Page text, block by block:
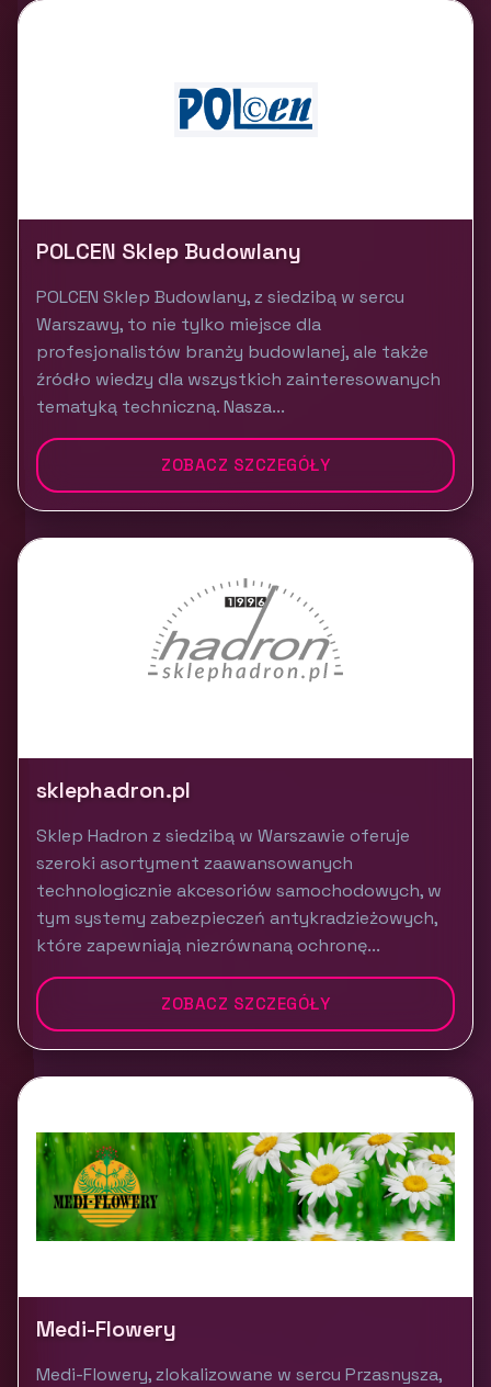
POLCEN Sklep Budowlany
POLCEN Sklep Budowlany, z siedzibą w sercu
Warszawy, to nie tylko miejsce dla
profesjonalistów branży budowlanej, ale także
źródło wiedzy dla wszystkich zainteresowanych
tematyką techniczną. Nasza...
ZOBACZ SZCZEGÓŁY
sklephadron.pl
Sklep Hadron z siedzibą w Warszawie oferuje
szeroki asortyment zaawansowanych
technologicznie akcesoriów samochodowych, w
tym systemy zabezpieczeń antykradzieżowych,
które zapewniają niezrównaną ochronę...
ZOBACZ SZCZEGÓŁY
Medi-Flowery
Medi-Flowery, zlokalizowane w sercu Przasnysza,